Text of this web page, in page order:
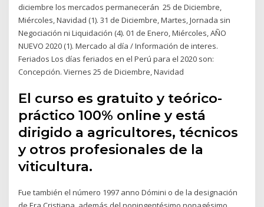
diciembre los mercados permanecerán 25 de Diciembre,
Miércoles, Navidad (1). 31 de Diciembre, Martes, Jornada sin
Negociación ni Liquidación (4). 01 de Enero, Miércoles, AÑO
NUEVO 2020 (1). Mercado al día / Información de interes.
Feriados Los días feriados en el Perú para el 2020 son:
Concepción. Viernes 25 de Diciembre, Navidad
El curso es gratuito y teórico-
práctico 100% online y está
dirigido a agricultores, técnicos
y otros profesionales de la
viticultura.
Fue también el número 1997 anno Dómini o de la designación